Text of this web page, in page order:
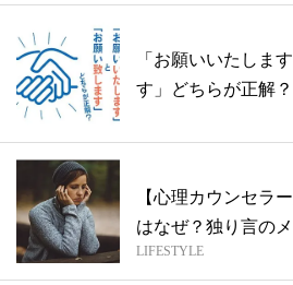
「お願いいたしま
す」どちらが正解
【心理カウンセラ
はなぜ？独り言の
LIFESTYLE